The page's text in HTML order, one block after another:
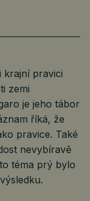
krajní pravici
zemi
je jeho tábor
říká, že
pravice. Také
nevybíravě
téma prý bylo